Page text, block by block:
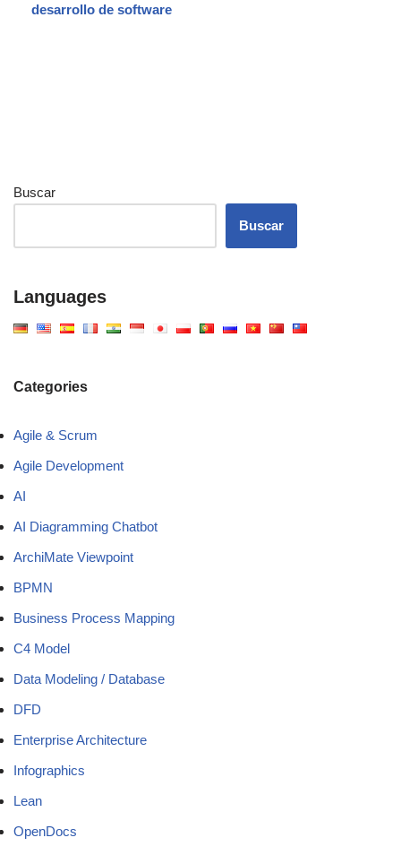
desarrollo de software
Buscar
Buscar
Languages
Categories
Agile & Scrum
Agile Development
AI
AI Diagramming Chatbot
ArchiMate Viewpoint
BPMN
Business Process Mapping
C4 Model
Data Modeling / Database
DFD
Enterprise Architecture
Infographics
Lean
OpenDocs